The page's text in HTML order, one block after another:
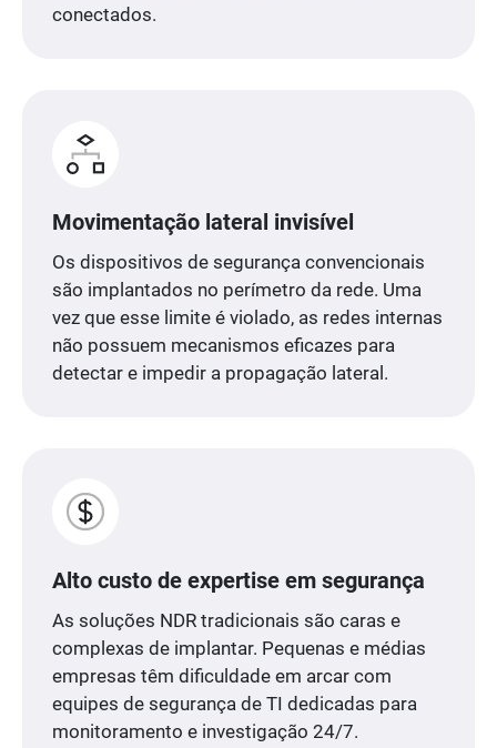
conectados.
Movimentação lateral invisível
Os dispositivos de segurança convencionais
são implantados no perímetro da rede. Uma
vez que esse limite é violado, as redes internas
não possuem mecanismos eficazes para
detectar e impedir a propagação lateral.
Alto custo de expertise em segurança
As soluções NDR tradicionais são caras e
complexas de implantar. Pequenas e médias
empresas têm dificuldade em arcar com
equipes de segurança de TI dedicadas para
monitoramento e investigação 24/7.